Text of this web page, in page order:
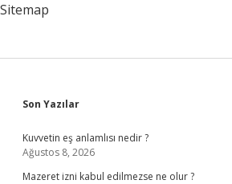
Sitemap
Sidebar
Son Yazılar
Kuvvetin eş anlamlısı nedir ?
Ağustos 8, 2026
Mazeret izni kabul edilmezse ne olur ?